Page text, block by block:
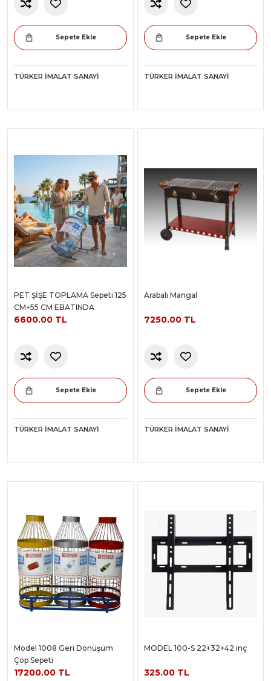
Sepete Ekle
TÜRKER İMALAT SANAYI
Sepete Ekle
TÜRKER İMALAT SANAYI
PET ŞİŞE TOPLAMA Sepeti 125
CM+55 CM EBATINDA
6600.00 TL
Sepete Ekle
TÜRKER İMALAT SANAYI
Arabalı Mangal
7250.00 TL
Sepete Ekle
TÜRKER İMALAT SANAYI
Model 1008 Geri Dönüşüm
Çöp Sepeti
17200.00 TL
MODEL 100-S 22+32+42 inç
325.00 TL